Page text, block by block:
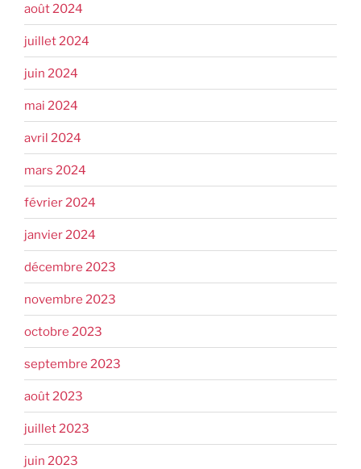
août 2024
juillet 2024
juin 2024
mai 2024
avril 2024
mars 2024
février 2024
janvier 2024
décembre 2023
novembre 2023
octobre 2023
septembre 2023
août 2023
juillet 2023
juin 2023